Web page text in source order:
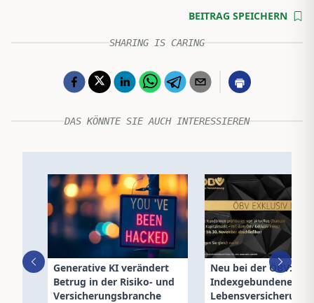
BEITRAG SPEICHERN
SHARING IS CARING
DAS KÖNNTE SIE AUCH INTERESSIEREN
Generative KI verändert
Betrug in der Risiko- und
Versicherungsbranche
Neu bei der ÖBV:
Indexgebundene
Lebensversicherung